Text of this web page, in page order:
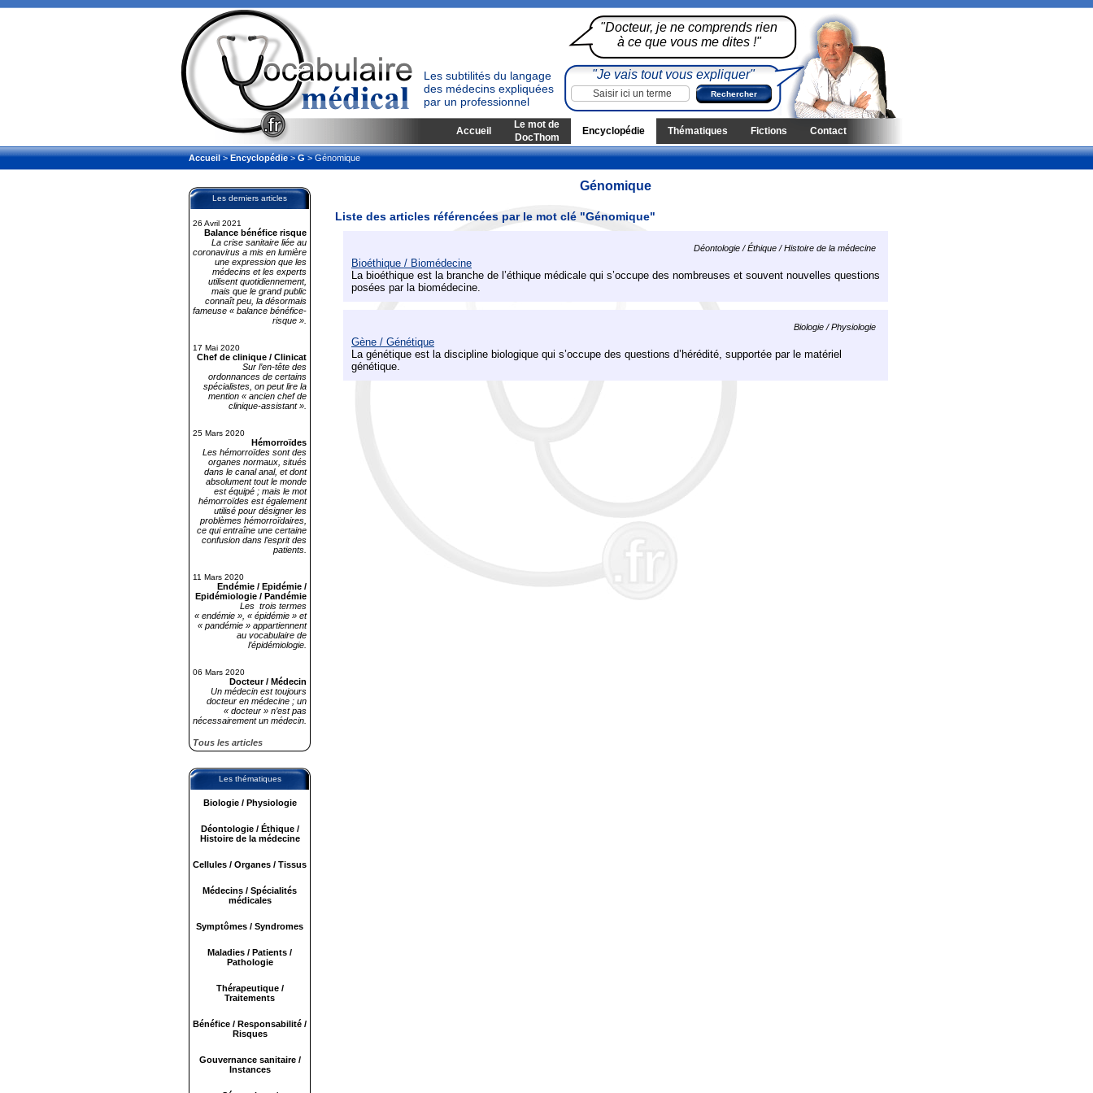
Les subtilités du langage
des médecins expliquées
par un professionnel
"Docteur, je ne comprends rien
à ce que vous me dites !"
"Je vais tout vous expliquer"
Accueil
Le mot de
DocThom
Encyclopédie Thématiques Fictions Contact
Accueil>Encyclopédie>G> Génomique
Les derniers articles
26 Avril 2021
Balance bénéfice risque
La crise sanitaire liée au
coronavirus a mis en lumière
une expression que les
médecins et les experts
utilisent quotidiennement,
mais que le grand public
connaît peu, la désormais
fameuse « balance bénéfice-
risque ».
17 Mai 2020
Chef de clinique / Clinicat
Sur l’en-tête des
ordonnances de certains
spécialistes, on peut lire la
mention « ancien chef de
clinique-assistant ».
25 Mars 2020
Hémorroïdes
Les hémorroïdes sont des
organes normaux, situés
dans le canal anal, et dont
absolument tout le monde
est équipé ; mais le mot
hémorroïdes est également
utilisé pour désigner les
problèmes hémorroïdaires,
ce qui entraîne une certaine
confusion dans l’esprit des
patients.
11 Mars 2020
Endémie / Epidémie /
Epidémiologie / Pandémie
Les trois termes
« endémie », « épidémie » et
« pandémie » appartiennent
au vocabulaire de
l’épidémiologie.
06 Mars 2020
Docteur / Médecin
Un médecin est toujours
docteur en médecine ; un
« docteur » n’est pas
nécessairement un médecin.
Tous les articles
Les thématiques
Biologie / Physiologie
Déontologie / Éthique /
Histoire de la médecine
Cellules / Organes / Tissus
Médecins / Spécialités
médicales
Symptômes / Syndromes
Maladies / Patients /
Pathologie
Thérapeutique /
Traitements
Bénéfice / Responsabilité /
Risques
Gouvernance sanitaire /
Instances
Génomique
Liste des articles référencées par le mot clé "Génomique"
Déontologie / Éthique / Histoire de la médecine
Bioéthique / Biomédecine
La bioéthique est la branche de l’éthique médicale qui s’occupe des nombreuses et souvent nouvelles questions
posées par la biomédecine.
Biologie / Physiologie
Gène / Génétique
La génétique est la discipline biologique qui s’occupe des questions d’hérédité, supportée par le matériel
génétique.